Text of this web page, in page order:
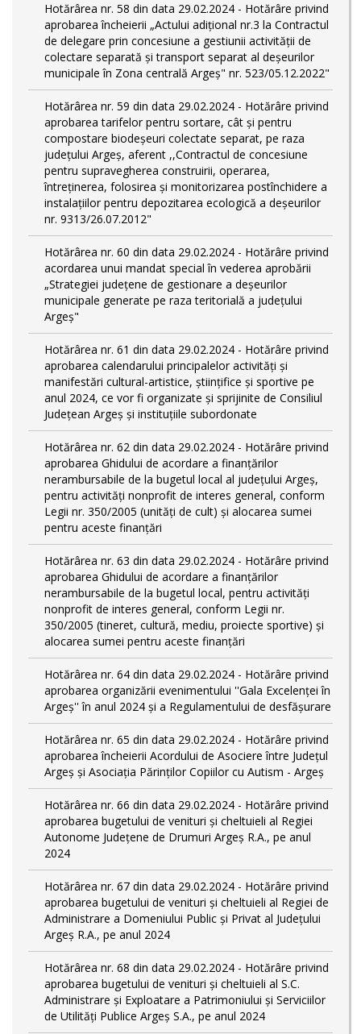
Hotărârea nr. 58 din data 29.02.2024 - Hotărâre privind
aprobarea încheierii „Actului adițional nr.3 la Contractul
de delegare prin concesiune a gestiunii activității de
colectare separată și transport separat al deşeurilor
municipale în Zona centrală Argeș" nr. 523/05.12.2022"
Hotărârea nr. 59 din data 29.02.2024 - Hotărâre privind
aprobarea tarifelor pentru sortare, cât și pentru
compostare biodeșeuri colectate separat, pe raza
județului Argeș, aferent ,,Contractul de concesiune
pentru supravegherea construirii, operarea,
întreținerea, folosirea și monitorizarea postînchidere a
instalațiilor pentru depozitarea ecologică a deșeurilor
nr. 9313/26.07.2012"
Hotărârea nr. 60 din data 29.02.2024 - Hotărâre privind
acordarea unui mandat special în vederea aprobării
„Strategiei județene de gestionare a deșeurilor
municipale generate pe raza teritorială a județului
Argeș"
Hotărârea nr. 61 din data 29.02.2024 - Hotărâre privind
aprobarea calendarului principalelor activităţi şi
manifestări cultural-artistice, ştiinţifice şi sportive pe
anul 2024, ce vor fi organizate şi sprijinite de Consiliul
Judeţean Argeş şi instituţiile subordonate
Hotărârea nr. 62 din data 29.02.2024 - Hotărâre privind
aprobarea Ghidului de acordare a finanţărilor
nerambursabile de la bugetul local al județului Argeș,
pentru activităţi nonprofit de interes general, conform
Legii nr. 350/2005 (unități de cult) și alocarea sumei
pentru aceste finanțări
Hotărârea nr. 63 din data 29.02.2024 - Hotărâre privind
aprobarea Ghidului de acordare a finanţărilor
nerambursabile de la bugetul local, pentru activităţi
nonprofit de interes general, conform Legii nr.
350/2005 (tineret, cultură, mediu, proiecte sportive) și
alocarea sumei pentru aceste finanțări
Hotărârea nr. 64 din data 29.02.2024 - Hotărâre privind
aprobarea organizării evenimentului ''Gala Excelenței în
Argeș'' în anul 2024 și a Regulamentului de desfășurare
Hotărârea nr. 65 din data 29.02.2024 - Hotărâre privind
aprobarea încheierii Acordului de Asociere între Județul
Argeș și Asociația Părinților Copiilor cu Autism - Argeș
Hotărârea nr. 66 din data 29.02.2024 - Hotărâre privind
aprobarea bugetului de venituri și cheltuieli al Regiei
Autonome Județene de Drumuri Argeș R.A., pe anul
2024
Hotărârea nr. 67 din data 29.02.2024 - Hotărâre privind
aprobarea bugetului de venituri și cheltuieli al Regiei de
Administrare a Domeniului Public și Privat al Județului
Argeș R.A., pe anul 2024
Hotărârea nr. 68 din data 29.02.2024 - Hotărâre privind
aprobarea bugetului de venituri și cheltuieli al S.C.
Administrare și Exploatare a Patrimoniului și Serviciilor
de Utilități Publice Argeș S.A., pe anul 2024